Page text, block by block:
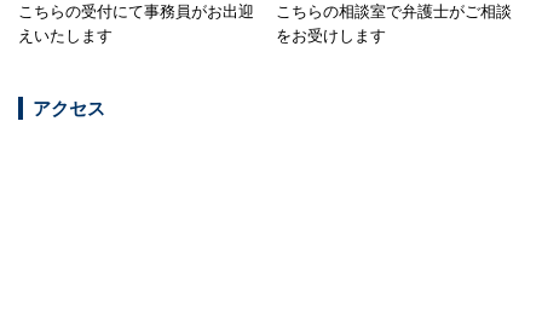
こちらの受付にて事務員がお出迎
えいたします
こちらの相談室で弁護士がご相談
をお受けします
アクセス